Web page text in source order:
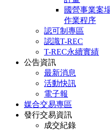
國營事業案
作業程序
認可制專區
認識T-REC
T-REC永續實績
公告資訊
最新消息
活動快訊
電子報
媒合交易專區
發行交易資訊
成交紀錄